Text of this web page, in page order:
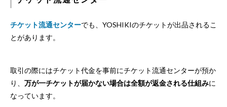
チケット流通センターでも、YOSHIKIのチケットが出品されるこ
とがあります。
取引の際にはチケット代金を事前にチケット流通センターが預か
り、 万が一チケットが届かない場合は全額が返金される仕組みに
なっています。